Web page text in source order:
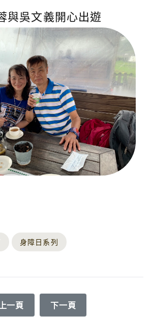
與吳文義開心出遊
身障日系列
上一篇文章: 陪伴孩子是我所能給予最
上一頁 下一篇文章: 企鵝有翅膀
下一頁